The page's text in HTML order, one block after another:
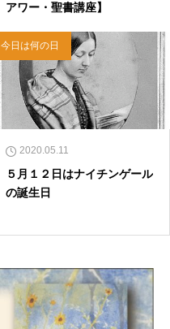
アワー・聖書講座】
今日は何の日
2020.05.11
５月１２日はナイチンゲール
の誕生日